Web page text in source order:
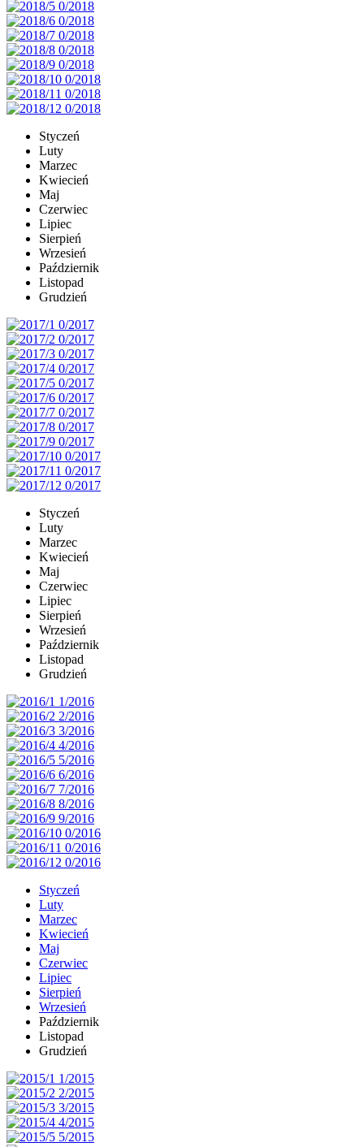
Styczeń
Luty
Marzec
Kwiecień
Maj
Czerwiec
Lipiec
Sierpień
Wrzesień
Październik
Listopad
Grudzień
Styczeń
Luty
Marzec
Kwiecień
Maj
Czerwiec
Lipiec
Sierpień
Wrzesień
Październik
Listopad
Grudzień
Styczeń
Luty
Marzec
Kwiecień
Maj
Czerwiec
Lipiec
Sierpień
Wrzesień
Październik
Listopad
Grudzień